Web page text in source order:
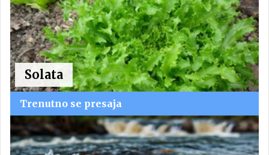
Solata
Trenutno se presaja